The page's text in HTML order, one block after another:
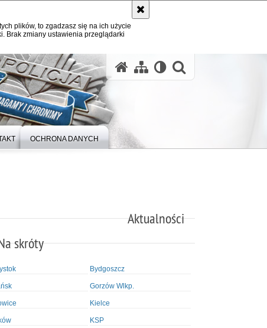
plików, to zgadzasz się na ich użycie
Brak zmiany ustawienia przeglądarki
OCHRONA DANYCH
Aktualności
skróty
Bydgoszcz
Gorzów Wlkp.
Kielce
KSP